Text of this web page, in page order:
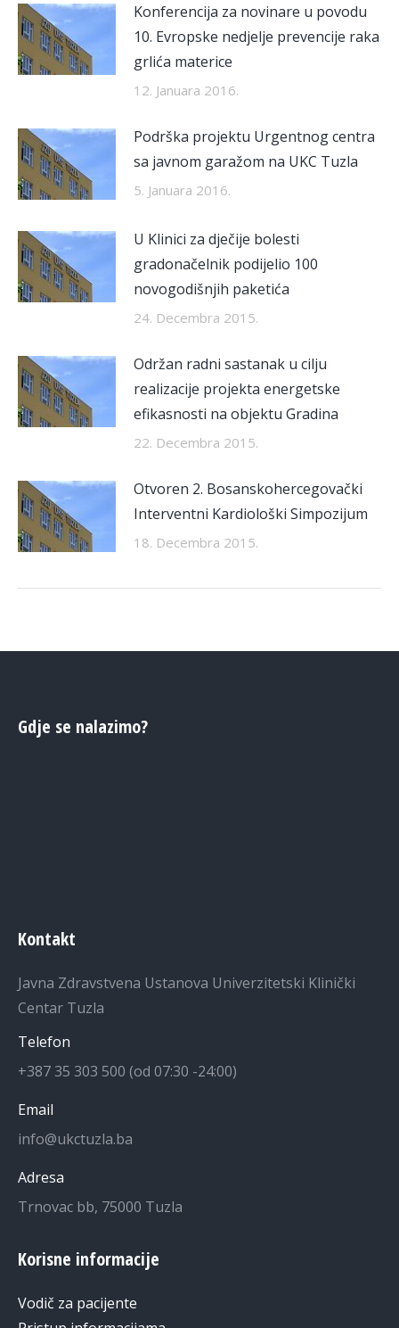
Konferencija za novinare u povodu
10. Evropske nedjelje prevencije raka
grlića materice
12. Januara 2016.
Podrška projektu Urgentnog centra
sa javnom garažom na UKC Tuzla
5. Januara 2016.
U Klinici za dječije bolesti
gradonačelnik podijelio 100
novogodišnjih paketića
24. Decembra 2015.
Održan radni sastanak u cilju
realizacije projekta energetske
efikasnosti na objektu Gradina
22. Decembra 2015.
Otvoren 2. Bosanskohercegovački
Interventni Kardiološki Simpozijum
18. Decembra 2015.
Gdje se nalazimo?
Kontakt
Javna Zdravstvena Ustanova Univerzitetski Klinički
Centar Tuzla
Telefon
+387 35 303 500 (od 07:30 -24:00)
Email
info@ukctuzla.ba
Adresa
Trnovac bb, 75000 Tuzla
Korisne informacije
Vodič za pacijente